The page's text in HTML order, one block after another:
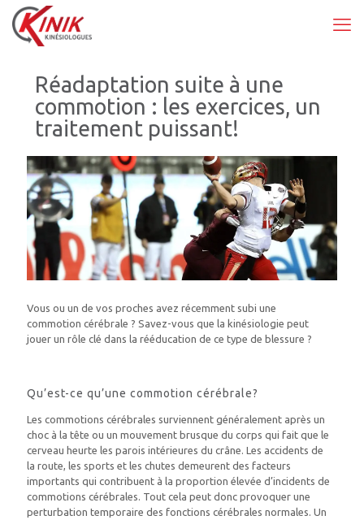
Réadaptation suite à une
commotion : les exercices, un
traitement puissant!
Vous ou un de vos proches avez récemment subi une
commotion cérébrale ? Savez-vous que la kinésiologie peut
jouer un rôle clé dans la rééducation de ce type de blessure ?
Qu’est-ce qu’une commotion cérébrale?
Les commotions cérébrales surviennent généralement après un
choc à la tête ou un mouvement brusque du corps qui fait que le
cerveau heurte les parois intérieures du crâne. Les accidents de
la route, les sports et les chutes demeurent des facteurs
importants qui contribuent à la proportion élevée d’incidents de
commotions cérébrales. Tout cela peut donc provoquer une
perturbation temporaire des fonctions cérébrales normales. Un